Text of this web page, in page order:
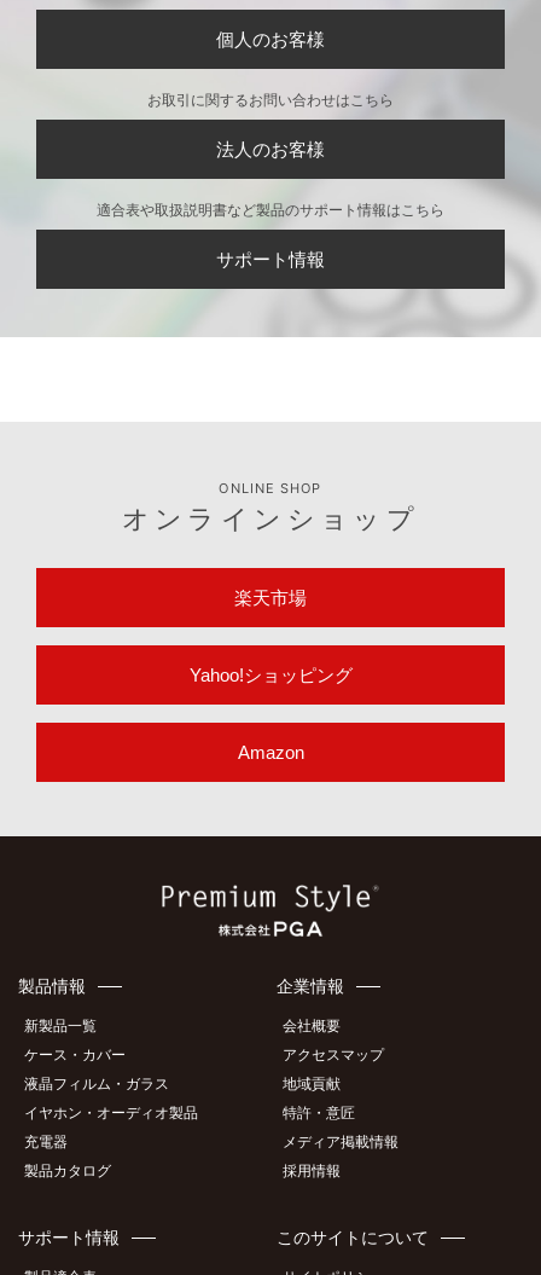
個人のお客様
お取引に関するお問い合わせはこちら
法人のお客様
適合表や取扱説明書など製品のサポート情報はこちら
サポート情報
ONLINE SHOP
オンラインショップ
楽天市場
Yahoo!ショッピング
Amazon
製品情報
新製品一覧
ケース・カバー
液晶フィルム・ガラス
イヤホン・オーディオ製品
充電器
製品カタログ
企業情報
会社概要
アクセスマップ
地域貢献
特許・意匠
メディア掲載情報
採用情報
サポート情報 このサイトについて